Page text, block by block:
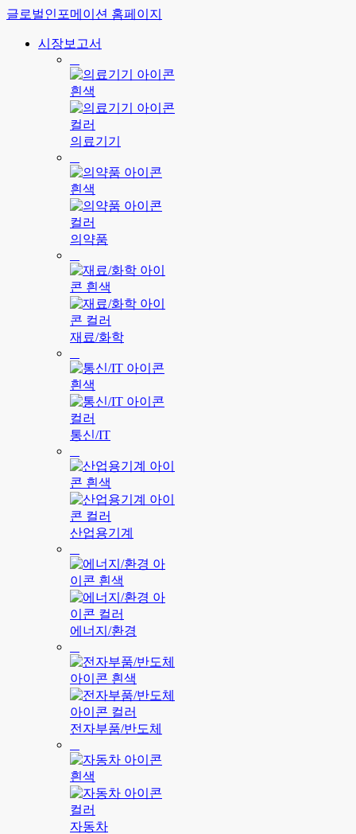
글로벌인포메이션 홈페이지
시장보고서
의료기기
의약품
재료/화학
통신/IT
산업용기계
에너지/환경
전자부품/반도체
자동차